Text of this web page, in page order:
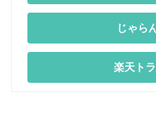
じゃら
楽天ト